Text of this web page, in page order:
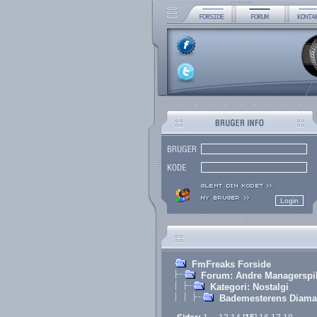
FmFreaks Forside
Forum: Andre Managerspil
Kategori: Nostalgi
Bademesterens